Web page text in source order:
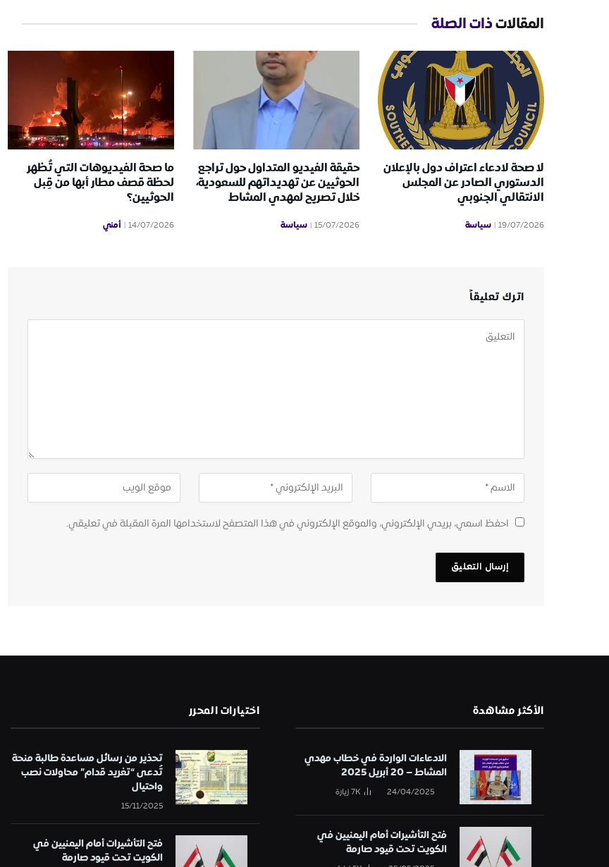
المقالاتذات الصلة
لا صحة لادعاء اعتراف دول بالإعلان
الدستوري الصادر عن المجلس
الانتقالي الجنوبي
19/07/2026 سياسة
حقيقة الفيديو المتداول حول تراجع
الحوثيين عن تهديداتهم للسعودية،
خلال تصريح لمهدي المشاط
15/07/2026 سياسة
ما صحة الفيديوهات التي تُظهر
لحظة قصف مطار أبها من قِبل
الحوثيين؟
14/07/2026 أمني
اترك تعليقاً
احفظ اسمي، بريدي الإلكتروني، والموقع الإلكتروني في هذا المتصفح لاستخدامها المرة المقبلة في تعليقي.
الأكثر مشاهدة
الادعاءات الواردة في خطاب مهدي
المشاط – 20 أبريل 2025
24/04/2025
7Kزيارة
فتح التأشيرات أمام اليمنيين في
الكويت تحت قيود صارمة
اختيارات المحرر
تحذير من رسائل مساعدة طالبة منحة
تُدعى “تغريد قدام” محاولات نصب
واحتيال
15/11/2025
فتح التأشيرات أمام اليمنيين في
الكويت تحت قيود صارمة